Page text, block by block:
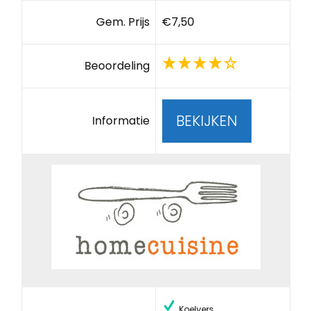
Gem. Prijs €7,50
Beoordeling
Informatie BEKIJKEN